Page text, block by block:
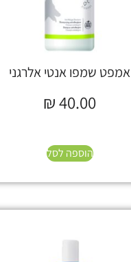
אמפט שמפו אנטי אלרגני
₪40.00
הוספה לסל